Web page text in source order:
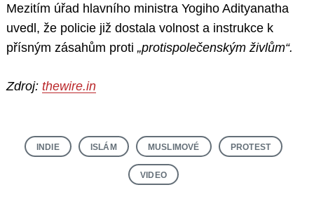
Mezitím úřad hlavního ministra Yogiho Adityanatha
uvedl, že policie již dostala volnost a instrukce k
přísným zásahům proti „protispolečenským živlům“.
Zdroj: thewire.in
INDIE ISLÁM MUSLIMOVÉ PROTEST
VIDEO